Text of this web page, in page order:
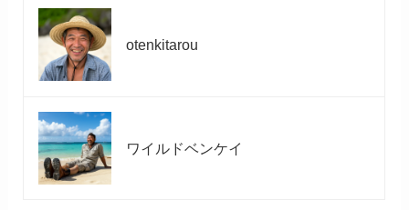
otenkitarou
ワイルドベンケイ